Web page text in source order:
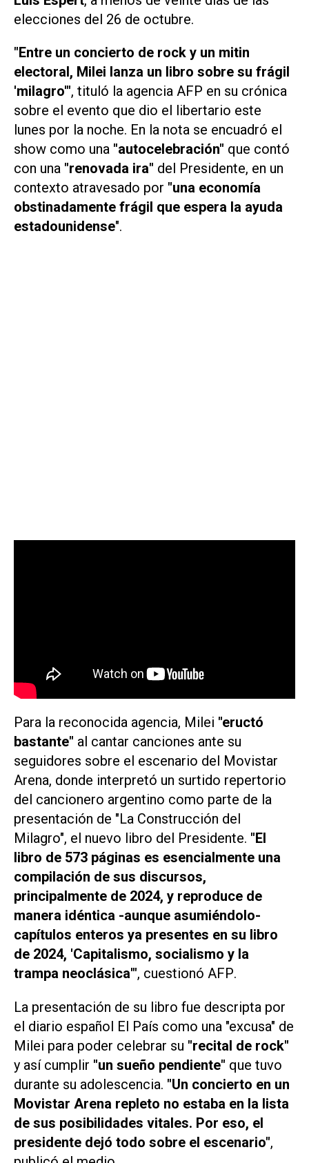
elecciones del 26 de octubre.
"Entre un concierto de rock y un mitin
electoral, Milei lanza un libro sobre su frágil
'milagro'", tituló la agencia AFP en su crónica
sobre el evento que dio el libertario este
lunes por la noche. En la nota se encuadró el
show como una "autocelebración" que contó
con una "renovada ira" del Presidente, en un
contexto atravesado por "una economía
obstinadamente frágil que espera la ayuda
estadounidense".
Para la reconocida agencia, Milei "eructó
bastante" al cantar canciones ante su
seguidores sobre el escenario del Movistar
Arena, donde interpretó un surtido repertorio
del cancionero argentino como parte de la
presentación de "La Construcción del
Milagro", el nuevo libro del Presidente. "El
libro de 573 páginas es esencialmente una
compilación de sus discursos,
principalmente de 2024, y reproduce de
manera idéntica -aunque asumiéndolo-
capítulos enteros ya presentes en su libro
de 2024, 'Capitalismo, socialismo y la
trampa neoclásica'", cuestionó AFP.
La presentación de su libro fue descripta por
el diario español El País como una "excusa" de
Milei para poder celebrar su "recital de rock"
y así cumplir "un sueño pendiente" que tuvo
durante su adolescencia. "Un concierto en un
Movistar Arena repleto no estaba en la lista
de sus posibilidades vitales. Por eso, el
presidente dejó todo sobre el escenario",